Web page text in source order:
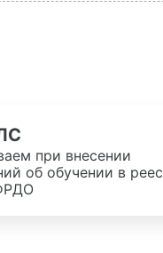
при внесении
об обучении в